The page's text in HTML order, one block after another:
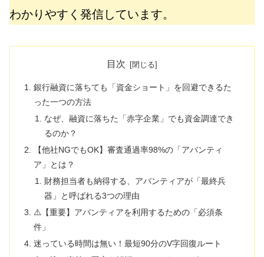
わかりやすく発信しています。
目次
銀行融資に落ちても「資金ショート」を回避できるた
った一つの方法
なぜ、融資に落ちた「赤字企業」でも資金調達でき
るのか？
【他社NGでもOK】審査通過率98%の「アバンティ
ア」とは？
財務担当者も納得する、アバンティアが「最終兵
器」と呼ばれる3つの理由
⚠️【重要】アバンティアを利用するための「必須条
件」
迷っている時間は無い！最短90分のV字回復ルート